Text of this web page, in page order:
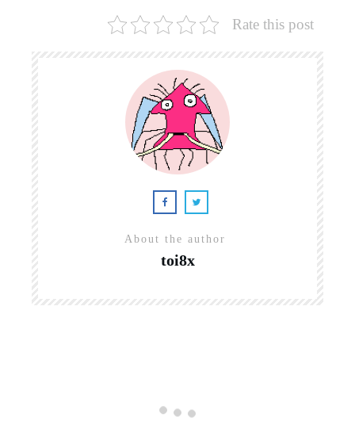
Rate this post
About the author
toi8x